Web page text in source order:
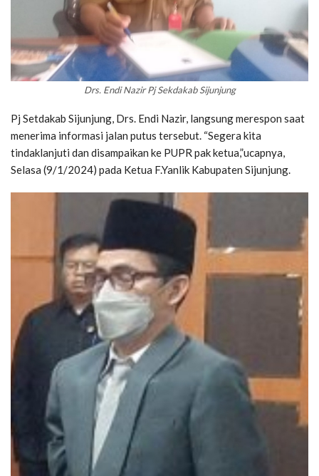
Drs. Endi Nazir Pj Sekdakab Sijunjung
Pj Setdakab Sijunjung, Drs. Endi Nazir, langsung merespon saat
menerima informasi jalan putus tersebut. “Segera kita
tindaklanjuti dan disampaikan ke PUPR pak ketua,”ucapnya,
Selasa (9/1/2024) pada Ketua F.Yanlik Kabupaten Sijunjung.